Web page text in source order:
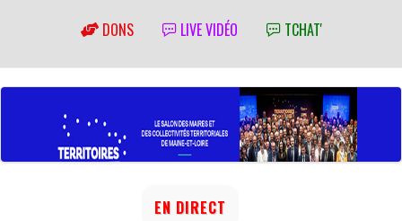
DONS LIVE VIDÉO TCHAT'
EN DIRECT